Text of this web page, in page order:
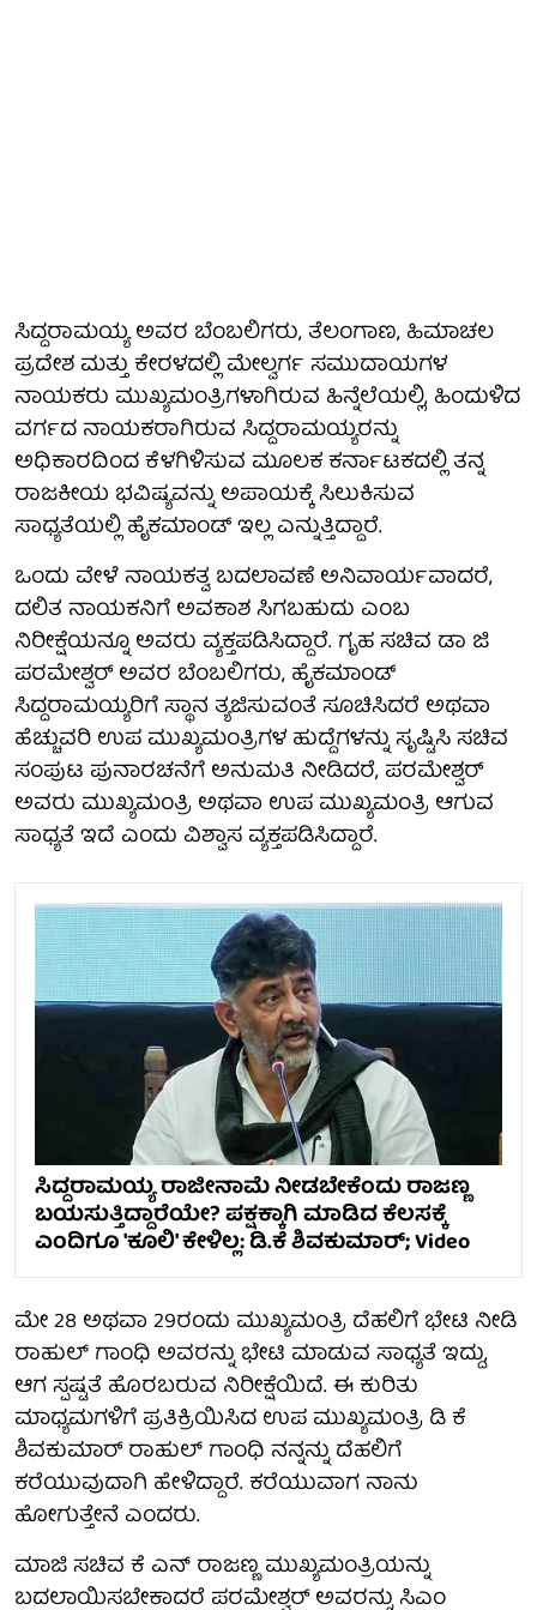
ಸಿದ್ದರಾಮಯ್ಯ ಅವರ ಬೆಂಬಲಿಗರು, ತೆಲಂಗಾಣ, ಹಿಮಾಚಲ
ಪ್ರದೇಶ ಮತ್ತು ಕೇರಳದಲ್ಲಿ ಮೇಲ್ವರ್ಗ ಸಮುದಾಯಗಳ
ನಾಯಕರು ಮುಖ್ಯಮಂತ್ರಿಗಳಾಗಿರುವ ಹಿನ್ನೆಲೆಯಲ್ಲಿ, ಹಿಂದುಳಿದ
ವರ್ಗದ ನಾಯಕರಾಗಿರುವ ಸಿದ್ದರಾಮಯ್ಯರನ್ನು
ಅಧಿಕಾರದಿಂದ ಕೆಳಗಿಳಿಸುವ ಮೂಲಕ ಕರ್ನಾಟಕದಲ್ಲಿ ತನ್ನ
ರಾಜಕೀಯ ಭವಿಷ್ಯವನ್ನು ಅಪಾಯಕ್ಕೆ ಸಿಲುಕಿಸುವ
ಸಾಧ್ಯತೆಯಲ್ಲಿ ಹೈಕಮಾಂಡ್ ಇಲ್ಲ ಎನ್ನುತ್ತಿದ್ದಾರೆ.
ಒಂದು ವೇಳೆ ನಾಯಕತ್ವ ಬದಲಾವಣೆ ಅನಿವಾರ್ಯವಾದರೆ,
ದಲಿತ ನಾಯಕನಿಗೆ ಅವಕಾಶ ಸಿಗಬಹುದು ಎಂಬ
ನಿರೀಕ್ಷೆಯನ್ನೂ ಅವರು ವ್ಯಕ್ತಪಡಿಸಿದ್ದಾರೆ. ಗೃಹ ಸಚಿವ ಡಾ ಜಿ
ಪರಮೇಶ್ವರ್ ಅವರ ಬೆಂಬಲಿಗರು, ಹೈಕಮಾಂಡ್
ಸಿದ್ದರಾಮಯ್ಯರಿಗೆ ಸ್ಥಾನ ತ್ಯಜಿಸುವಂತೆ ಸೂಚಿಸಿದರೆ ಅಥವಾ
ಹೆಚ್ಚುವರಿ ಉಪ ಮುಖ್ಯಮಂತ್ರಿಗಳ ಹುದ್ದೆಗಳನ್ನು ಸೃಷ್ಟಿಸಿ ಸಚಿವ
ಸಂಪುಟ ಪುನಾರಚನೆಗೆ ಅನುಮತಿ ನೀಡಿದರೆ, ಪರಮೇಶ್ವರ್
ಅವರು ಮುಖ್ಯಮಂತ್ರಿ ಅಥವಾ ಉಪ ಮುಖ್ಯಮಂತ್ರಿ ಆಗುವ
ಸಾಧ್ಯತೆ ಇದೆ ಎಂದು ವಿಶ್ವಾಸ ವ್ಯಕ್ತಪಡಿಸಿದ್ದಾರೆ.
ಸಿದ್ದರಾಮಯ್ಯ ರಾಜೀನಾಮೆ ನೀಡಬೇಕೆಂದು ರಾಜಣ್ಣ
ಬಯಸುತ್ತಿದ್ದಾರೆಯೇ? ಪಕ್ಷಕ್ಕಾಗಿ ಮಾಡಿದ ಕೆಲಸಕ್ಕೆ
ಎಂದಿಗೂ 'ಕೂಲಿ' ಕೇಳಿಲ್ಲ: ಡಿ.ಕೆ ಶಿವಕುಮಾರ್; Video
ಮೇ 28 ಅಥವಾ 29ರಂದು ಮುಖ್ಯಮಂತ್ರಿ ದೆಹಲಿಗೆ ಭೇಟಿ ನೀಡಿ
ರಾಹುಲ್ ಗಾಂಧಿ ಅವರನ್ನು ಭೇಟಿ ಮಾಡುವ ಸಾಧ್ಯತೆ ಇದ್ದು,
ಆಗ ಸ್ಪಷ್ಟತೆ ಹೊರಬರುವ ನಿರೀಕ್ಷೆಯಿದೆ. ಈ ಕುರಿತು
ಮಾಧ್ಯಮಗಳಿಗೆ ಪ್ರತಿಕ್ರಿಯಿಸಿದ ಉಪ ಮುಖ್ಯಮಂತ್ರಿ ಡಿ ಕೆ
ಶಿವಕುಮಾರ್ ರಾಹುಲ್ ಗಾಂಧಿ ನನ್ನನ್ನು ದೆಹಲಿಗೆ
ಕರೆಯುವುದಾಗಿ ಹೇಳಿದ್ದಾರೆ. ಕರೆಯುವಾಗ ನಾನು
ಹೋಗುತ್ತೇನೆ ಎಂದರು.
ಮಾಜಿ ಸಚಿವ ಕೆ ಎನ್ ರಾಜಣ್ಣ ಮುಖ್ಯಮಂತ್ರಿಯನ್ನು
ಬದಲಾಯಿಸಬೇಕಾದರೆ ಪರಮೇಶ್ವರ್ ಅವರನ್ನು ಸಿಎಂ